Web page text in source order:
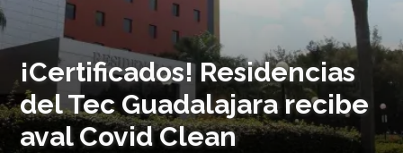
¡Certificados! Residencias
del Tec Guadalajara recibe
aval Covid Clean